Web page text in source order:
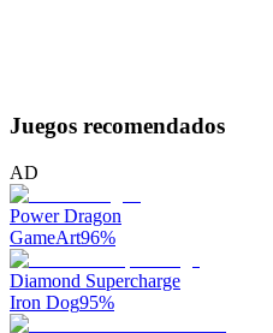
Juegos recomendados
AD
Power Dragon
GameArt96%
Diamond Supercharge
Iron Dog95%